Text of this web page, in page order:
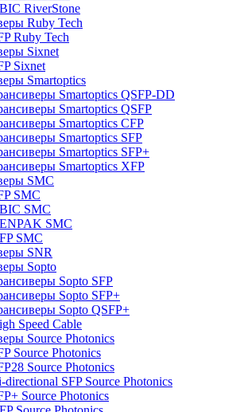
RiverStone
Ruby Tech
Ruby Tech
Sixnet
Sixnet
Smartoptics
Smartoptics QSFP-DD
Smartoptics QSFP
Smartoptics CFP
Smartoptics SFP
Smartoptics SFP+
Smartoptics XFP
SMC
SMC
SMC
SMC
SMC
SNR
Sopto
Sopto SFP
Sopto SFP+
Sopto QSFP+
Speed Cable
Source Photonics
Source Photonics
Source Photonics
directional SFP Source Photonics
Source Photonics